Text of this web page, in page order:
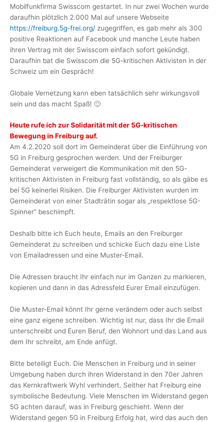
Mobilfunkfirma Swisscom gestartet. In nur zwei Wochen wurde
daraufhin plötzlich 2.000 Mal auf unsere Webseite
https://freiburg.5g-frei.org/ zugegriffen, es gab mehr als 300
positive Reaktionen auf Facebook und manche Leute haben
ihren Vertrag mit der Swisscom einfach sofort gekündigt.
Daraufhin bat die Swisscom die 5G-kritischen Aktivisten in der
Schweiz um ein Gespräch!
Globale Vernetzung kann eben tatsächlich sehr wirkungsvoll
sein und das macht Spaß! 🙂
Heute rufe ich zur Solidarität mit der 5G-kritischen
Bewegung in Freiburg auf.
Am 4.2.2020 soll dort im Gemeinderat über die Einführung von
5G in Freiburg gesprochen werden. Und der Freiburger
Gemeinderat verweigert die Kommunikation mit den 5G-
kritischen Aktivisten in Freiburg fast vollständig, so als gäbe es
bei 5G keinerlei Risiken. Die Freiburger Aktivisten wurden im
Gemeinderat von einer Stadträtin sogar als „respektlose 5G-
Spinner“ beschimpft.
Deshalb bitte ich Euch heute, Emails an den Freiburger
Gemeinderat zu schreiben und schicke Euch dazu eine Liste
von Emailadressen und eine Muster-Email.
Die Adressen braucht Ihr einfach nur im Ganzen zu markieren,
kopieren und dann in das Adressfeld Eurer Email einzufügen.
Die Muster-Email könnt Ihr gerne verändern oder auch selbst
eine ganz eigene schreiben. Wichtig ist nur, dass Ihr die Email
unterschreibt und Euren Beruf, den Wohnort und das Land aus
dem Ihr schreibt, am Ende anfügt.
Bitte beteiligt Euch. Die Menschen in Freiburg und in seiner
Umgebung haben durch ihren Widerstand in den 70er Jahren
das Kernkraftwerk Wyhl verhindert. Seither hat Freiburg eine
symbolische Bedeutung. Viele Menschen im Widerstand gegen
5G achten darauf, was in Freiburg geschieht. Wenn der
Widerstand gegen 5G in Freiburg Erfolg hat, wird das auch den